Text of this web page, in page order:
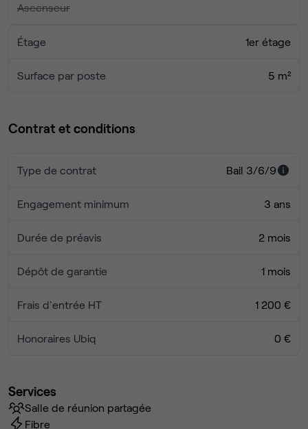
Ascenseur
Étage 1er étage
Surface par poste 5 m²
Contrat et conditions
Type de contrat Bail 3/6/9
Engagement minimum 3 ans
Durée de préavis 2 mois
Dépôt de garantie 1 mois
Frais d'entrée HT 1 200 €
Honoraires Ubiq 0 €
Services
Salle de réunion partagée
Fibre